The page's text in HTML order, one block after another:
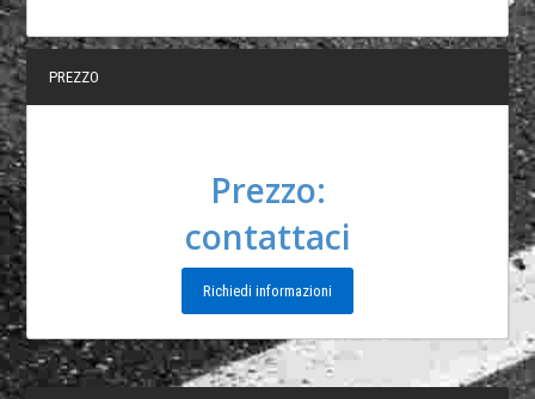
PREZZO
Prezzo:
contattaci
Richiedi informazioni